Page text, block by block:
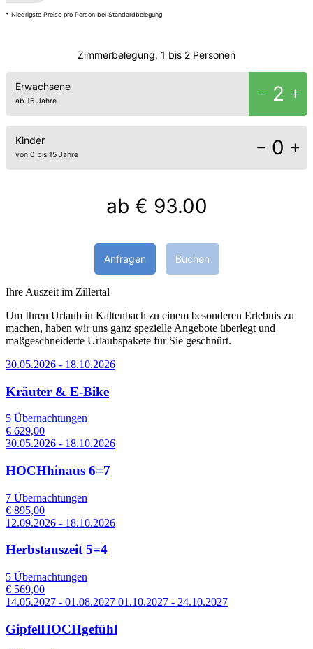
* Niedrigste Preise pro Person bei Standardbelegung
Zimmerbelegung, 1 bis 2 Personen
Erwachsene
ab 16 Jahre 2
Kinder
von 0 bis 15 Jahre 0
ab € 93.00
Anfragen Buchen
Ihre Auszeit im Zillertal
Um Ihren Urlaub in Kaltenbach zu einem besonderen Erlebnis zu
machen, haben wir uns ganz spezielle Angebote überlegt und
maßgeschneiderte Urlaubspakete für Sie geschnürt.
30.05.2026 - 18.10.2026
Kräuter & E-Bike
5 Übernachtungen
€ 629,00
30.05.2026 - 18.10.2026
HOCHhinaus 6=7
7 Übernachtungen
€ 895,00
12.09.2026 - 18.10.2026
Herbstauszeit 5=4
5 Übernachtungen
€ 569,00
14.05.2027 - 01.08.2027 01.10.2027 - 24.10.2027
GipfelHOCHgefühl